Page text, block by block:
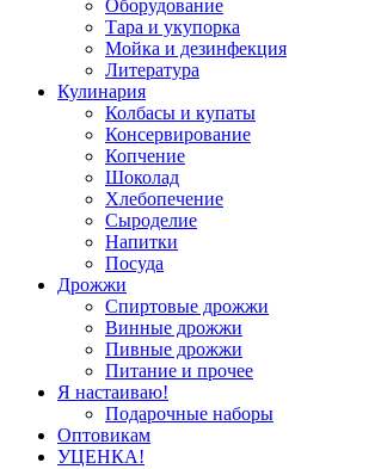
Оборудование
Тара и укупорка
Мойка и дезинфекция
Литература
Кулинария
Колбасы и купаты
Консервирование
Копчение
Шоколад
Хлебопечение
Сыроделие
Напитки
Посуда
Дрожжи
Спиртовые дрожжи
Винные дрожжи
Пивные дрожжи
Питание и прочее
Я настаиваю!
Подарочные наборы
Оптовикам
УЦЕНКА!